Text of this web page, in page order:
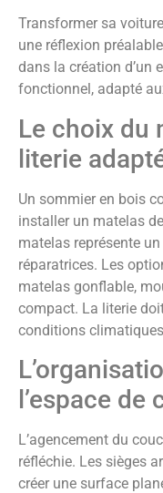
Transformer sa
une réflexion
dans la création d’un
fonctionnel, adapté
Le choix du
literie
Un sommier en bois
installer un matelas
matelas représente
réparatrices. Les
matelas gonflable,
compact. La literie
conditions
l’espace de
L’agencement du
réfléchie. Les sièges
créer une surface